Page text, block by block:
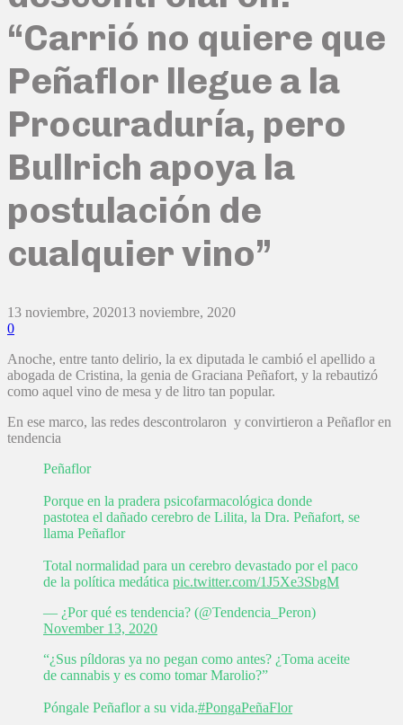
“Carrió no quiere que
Peñaflor llegue a la
Procuraduría, pero
Bullrich apoya la
postulación de
cualquier vino”
13 noviembre, 202013 noviembre, 2020
0
Anoche, entre tanto delirio, la ex diputada le cambió el apellido a
abogada de Cristina, la genia de Graciana Peñafort, y la rebautizó
como aquel vino de mesa y de litro tan popular.
En ese marco, las redes descontrolaron y convirtieron a Peñaflor en
tendencia
Peñaflor
Porque en la pradera psicofarmacológica donde
pastotea el dañado cerebro de Lilita, la Dra. Peñafort, se
llama Peñaflor
Total normalidad para un cerebro devastado por el paco
de la política medática pic.twitter.com/1J5Xe3SbgM
— ¿Por qué es tendencia? (@Tendencia_Peron)
November 13, 2020
“¿Sus píldoras ya no pegan como antes? ¿Toma aceite
de cannabis y es como tomar Marolio?”
Póngale Peñaflor a su vida.#PongaPeñaFlor